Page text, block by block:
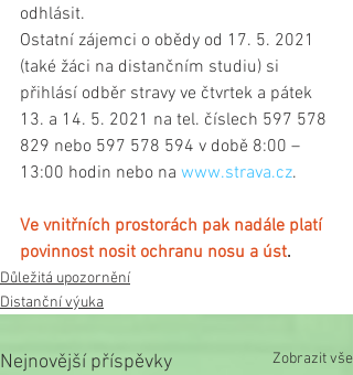
odhlásit.
Ostatní zájemci o obědy od 17. 5. 2021
(také žáci na distančním studiu) si
přihlásí odběr stravy ve čtvrtek a pátek
13. a 14. 5. 2021 na tel. číslech 597 578
829 nebo 597 578 594 v době 8:00 –
13:00 hodin nebo na www.strava.cz.
Ve vnitřních prostorách pak nadále platí
povinnost nosit ochranu nosu a úst.
Důležitá upozornění
Distanční výuka
Nejnovější příspěvky Zobrazit vše